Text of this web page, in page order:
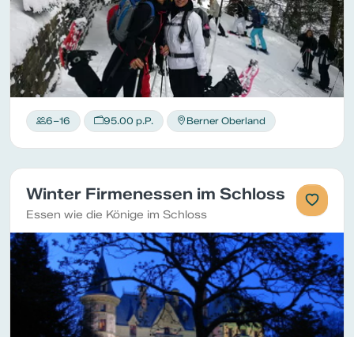
6–16 95.00 p.P. Berner Oberland
Winter Firmenessen im Schloss
Essen wie die Könige im Schloss